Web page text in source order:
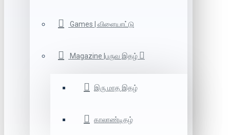
Games | விளையாட்டு
Magazine |பருவ இதழ்
இரு மாத இதழ்
காலாண்டிதழ்